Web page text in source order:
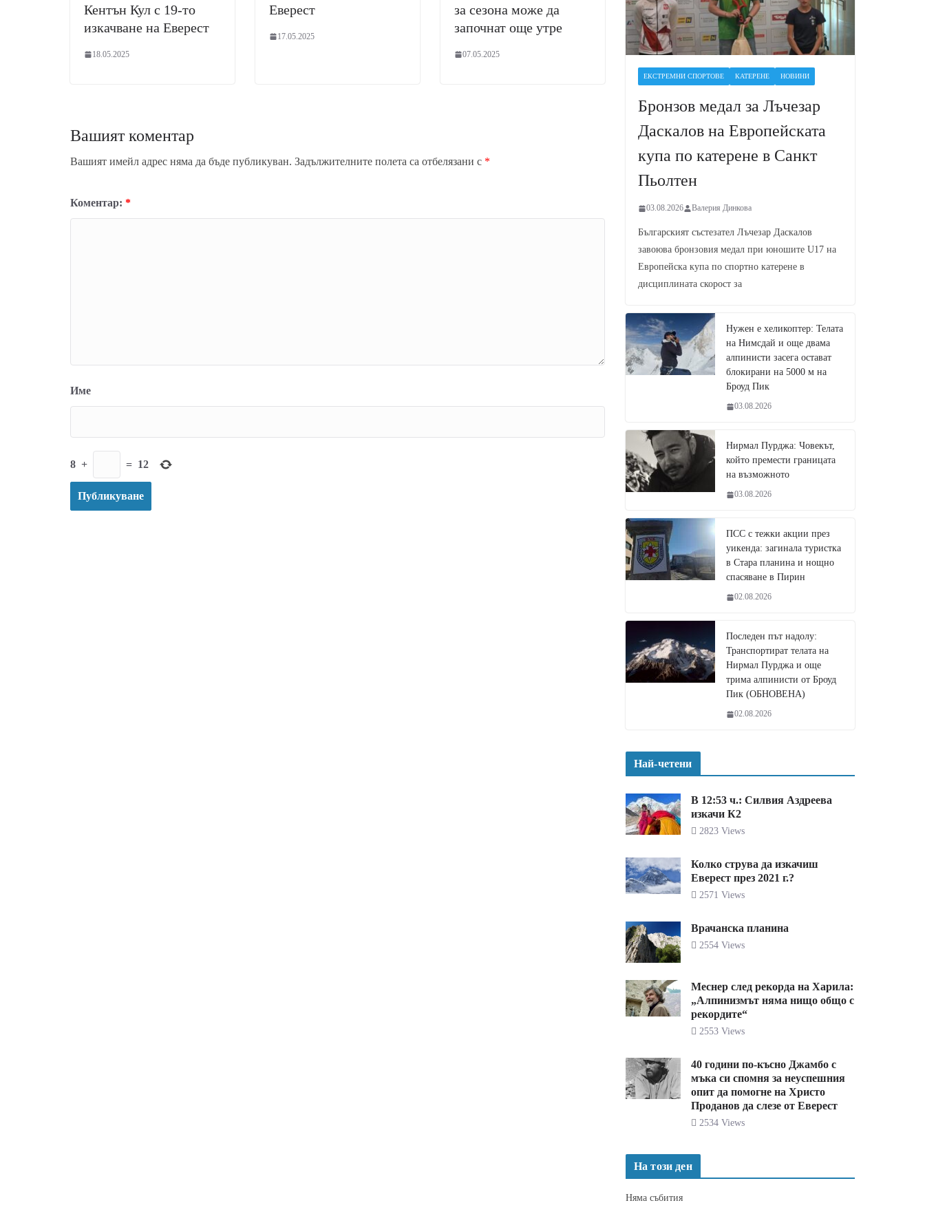
Кентън Кул с 19-то
изкачване на Еверест
18.05.2025
Еверест
17.05.2025
за сезона може да
започнат още утре
07.05.2025
Вашият коментар
Вашият имейл адрес няма да бъде публикуван. Задължителните полета са отбелязани с *
Коментар: *
Име
8 + = 12
ЕКСТРЕМНИ СПОРТОВЕ КАТЕРЕНЕ НОВИНИ
Бронзов медал за Лъчезар
Даскалов на Европейската
купа по катерене в Санкт
Пьолтен
03.08.2026 Валерия Динкова
Българският състезател Лъчезар Даскалов
завоюва бронзовия медал при юношите U17 на
Европейска купа по спортно катерене в
дисциплината скорост за
Нужен е хеликоптер: Телата
на Нимсдай и още двама
алпинисти засега остават
блокирани на 5000 м на
Броуд Пик
03.08.2026
Нирмал Пурджа: Човекът,
който премести границата
на възможното
03.08.2026
ПСС с тежки акции през
уикенда: загинала туристка
в Стара планина и нощно
спасяване в Пирин
02.08.2026
Последен път надолу:
Транспортират телата на
Нирмал Пурджа и още
трима алпинисти от Броуд
Пик (ОБНОВЕНА)
02.08.2026
Най-четени
В 12:53 ч.: Силвия Аздреева
изкачи К2
2823 Views
Колко струва да изкачиш
Еверест през 2021 г.?
2571 Views
Врачанска планина
2554 Views
Меснер след рекорда на Харила:
„Алпинизмът няма нищо общо с
рекордите“
2553 Views
40 години по-късно Джамбо с
мъка си спомня за неуспешния
опит да помогне на Христо
Проданов да слезе от Еверест
2534 Views
На този ден
Няма събития